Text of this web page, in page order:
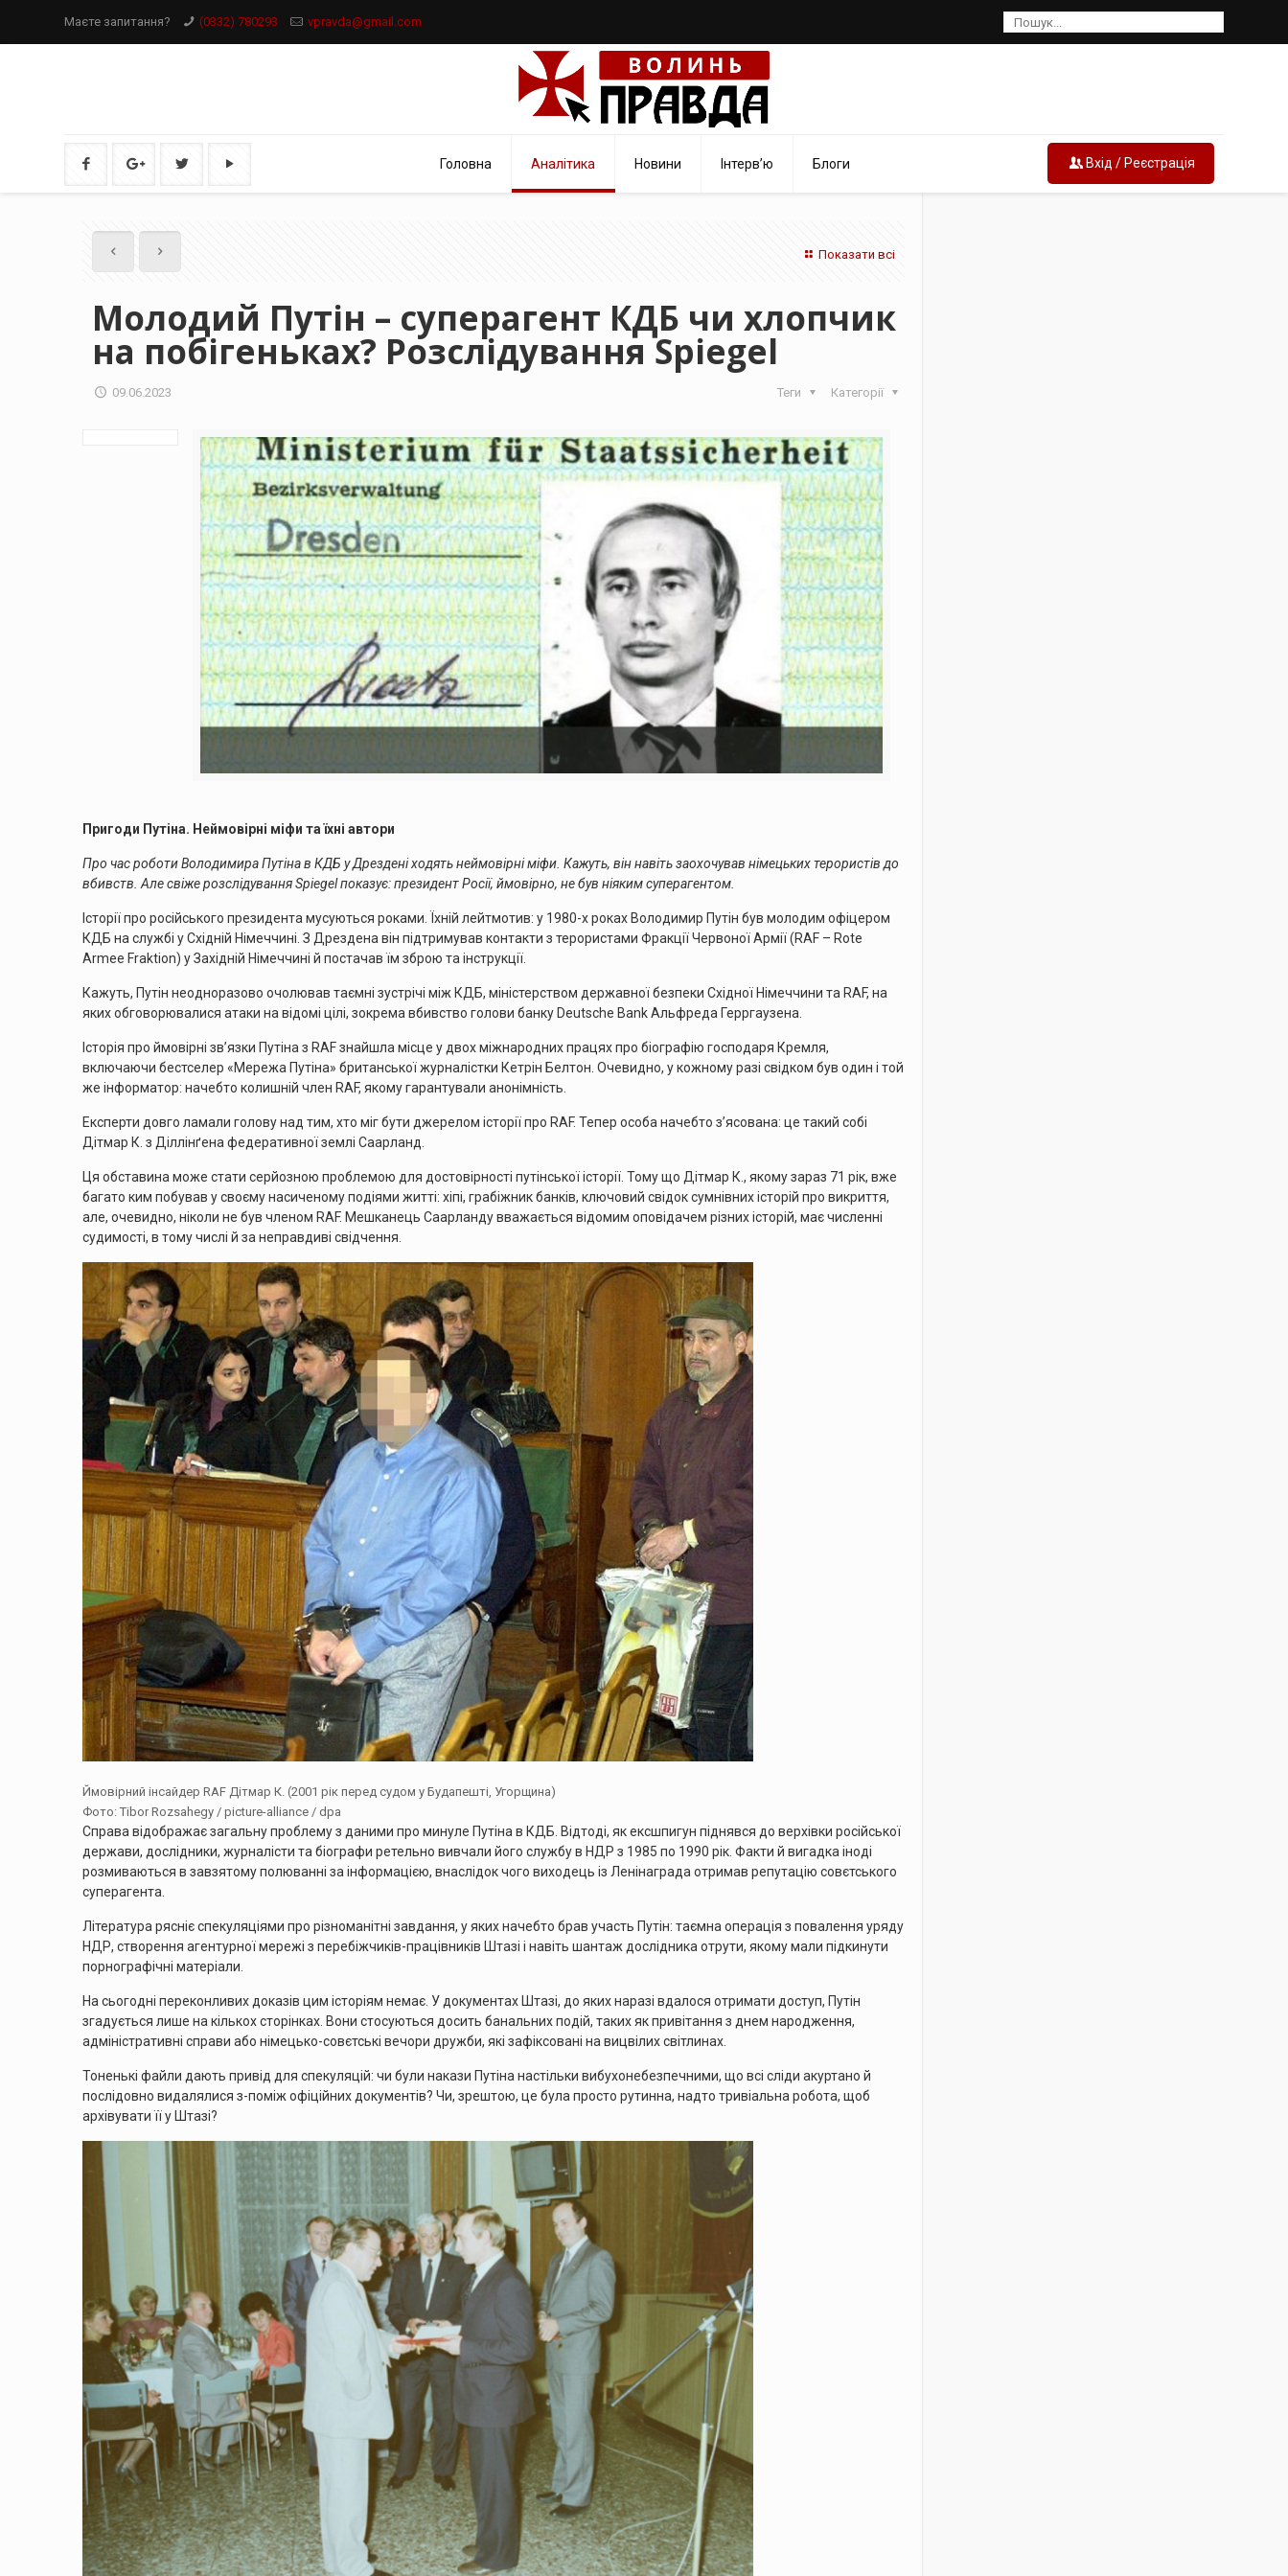
Маєте запитання? (0332) 780293 vpravda@gmail.com
Головна Аналітика Новини Інтерв’ю Блоги Вхід / Реєстрація
Показати всі
Молодий Путін – суперагент КДБ чи хлопчик
на побігеньках? Розслідування Spiegel
09.06.2023 Категорії
Теги
Пригоди Путіна. Неймовірні міфи та їхні автори
Про час роботи Володимира Путіна в КДБ у Дрездені ходять неймовірні міфи. Кажуть, він навіть заохочував німецьких терористів до
вбивств. Але свіже розслідування Spiegel показує: президент Росії, ймовірно, не був ніяким суперагентом.
Історії про російського президента мусуються роками. Їхній лейтмотив: у 1980-х роках Володимир Путін був молодим офіцером
КДБ на службі у Східній Німеччині. З Дрездена він підтримував контакти з терористами Фракції Червоної Армії (RAF – Rote
Armee Fraktion) у Західній Німеччині й постачав їм зброю та інструкції.
Кажуть, Путін неодноразово очолював таємні зустрічі між КДБ, міністерством державної безпеки Східної Німеччини та RAF, на
яких обговорювалися атаки на відомі цілі, зокрема вбивство голови банку Deutsche Bank Альфреда Герргаузена.
Історія про ймовірні зв’язки Путіна з RAF знайшла місце у двох міжнародних працях про біографію господаря Кремля,
включаючи бестселер «Мережа Путіна» британської журналістки Кетрін Белтон. Очевидно, у кожному разі свідком був один і той
же інформатор: начебто колишній член RAF, якому гарантували анонімність.
Експерти довго ламали голову над тим, хто міг бути джерелом історії про RAF. Тепер особа начебто з’ясована: це такий собі
Дітмар К. з Діллінґена федеративної землі Саарланд.
Ця обставина може стати серйозною проблемою для достовірності путінської історії. Тому що Дітмар К., якому зараз 71 рік, вже
багато ким побував у своєму насиченому подіями житті: хіпі, грабіжник банків, ключовий свідок сумнівних історій про викриття,
але, очевидно, ніколи не був членом RAF. Мешканець Саарланду вважається відомим оповідачем різних історій, має численні
судимості, в тому числі й за неправдиві свідчення.
Ймовірний інсайдер RAF Дітмар К. (2001 рік перед судом у Будапешті, Угорщина)
Фото: Tibor Rozsahegy / picture-alliance / dpa
Справа відображає загальну проблему з даними про минуле Путіна в КДБ. Відтоді, як ексшпигун піднявся до верхівки російської
держави, дослідники, журналісти та біографи ретельно вивчали його службу в НДР з 1985 по 1990 рік. Факти й вигадка іноді
розмиваються в завзятому полюванні за інформацією, внаслідок чого виходець із Ленінаграда отримав репутацію совєтського
суперагента.
Література рясніє спекуляціями про різноманітні завдання, у яких начебто брав участь Путін: таємна операція з повалення уряду
НДР, створення агентурної мережі з перебіжчиків-працівників Штазі і навіть шантаж дослідника отрути, якому мали підкинути
порнографічні матеріали.
На сьогодні переконливих доказів цим історіям немає. У документах Штазі, до яких наразі вдалося отримати доступ, Путін
згадується лише на кількох сторінках. Вони стосуються досить банальних подій, таких як привітання з днем народження,
адміністративні справи або німецько-совєтські вечори дружби, які зафіксовані на вицвілих світлинах.
Тоненькі файли дають привід для спекуляцій: чи були накази Путіна настільки вибухонебезпечними, що всі сліди акуртано й
послідовно видалялися з-поміж офіційних документів? Чи, зрештою, це була просто рутинна, надто тривіальна робота, щоб
архівувати її у Штазі?